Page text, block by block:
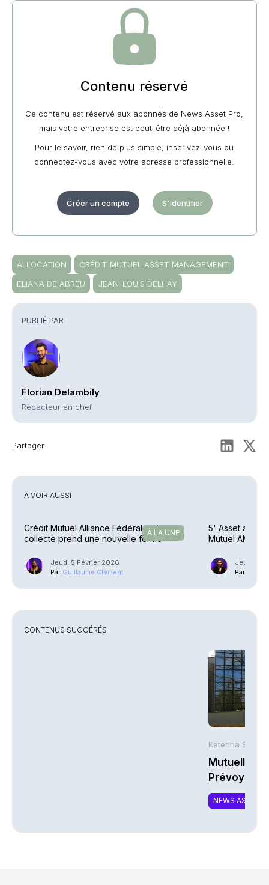
PUBLIÉ PAR
Florian Delambily
Rédacteur en chef
Partager
Contenu réservé
Ce contenu est réservé aux abonnés de News Asset Pro,
mais votre entreprise est peut-être déjà abonnée !
Pour le savoir, rien de plus simple, inscrivez-vous ou
connectez-vous avec votre adresse professionnelle.
Créer un compte S'identifier
ALLOCATION
CRÉDIT MUTUEL ASSET MANAGEMENT
ELIANA DE ABREU
JEAN-LOUIS DELHAY
À VOIR AUSSI
À LA UNE
Crédit Mutuel Alliance Fédérale – La
collecte prend une nouvelle forme
Jeudi 5 Février 2026
Par Guillaume Clément
5' Asset avec
Mutuel AM)
Jeudi 3
Par
CONTENUS SUGGÉRÉS
Katerina
Mutuelles :
de la Math
NEWS